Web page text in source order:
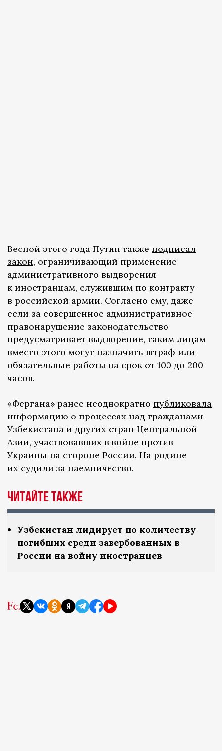
Весной этого года Путин также подписал
закон, ограничивающий применение
административного выдворения
к иностранцам, служившим по контракту
в российской армии. Согласно ему, даже
если за совершенное административное
правонарушение законодательство
предусматривает выдворение, таким лицам
вместо этого могут назначить штраф или
обязательные работы на срок от 100 до 200
часов.
«Фергана» ранее неоднократно публиковала
информацию о процессах над гражданами
Узбекистана и других стран Центральной
Азии, участвовавших в войне против
Украины на стороне России. На родине
их судили за наемничество.
ЧИТАЙТЕ ТАКЖЕ
Узбекистан лидирует по количеству
погибших среди завербованных в
России на войну иностранцев